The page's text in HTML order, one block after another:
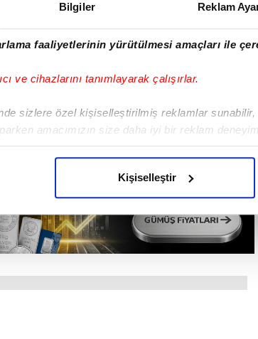
Bilgiler Reklam
faaliyetlerinin yürütülmesi amaçları ile
ve cihazlarını tanımlayarak çalışırlar.
sizlere özel kişiselleştirilmiş reklamlar sunabilir,
amacımızın size daha iyi bir reklam
gelen çabayı gösterdiğimizi ve bu noktada,
sizlere hatırlatmak isteriz.
izin vermedikleri takdirde, kullanıcılara
için İnternet Sitemizde kendimize ve üçüncü
verileriniz işlenmekte olup gerekli olan çerezler
Kişiselleştir
İndirin
Keşfedin!